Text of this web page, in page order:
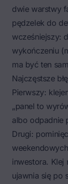
dwie warstwy
pędzelek do
wcześniejszy:
wykończeniu
ma być ten
Najczęstsze
Pierwszy:
„panel to
albo odpadnie
Drugi:
inwestora. Klej
ujawnia się po